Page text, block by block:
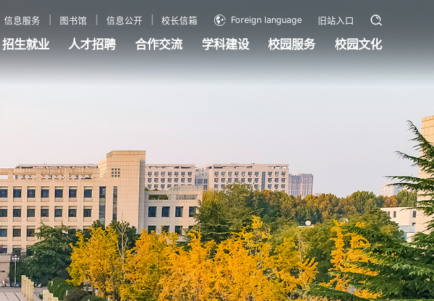
信息服务 图书馆 信息公开 校长信箱 Foreign language 旧站入口
招生就业 人才招聘 合作交流 学科建设 校园服务 校园文化